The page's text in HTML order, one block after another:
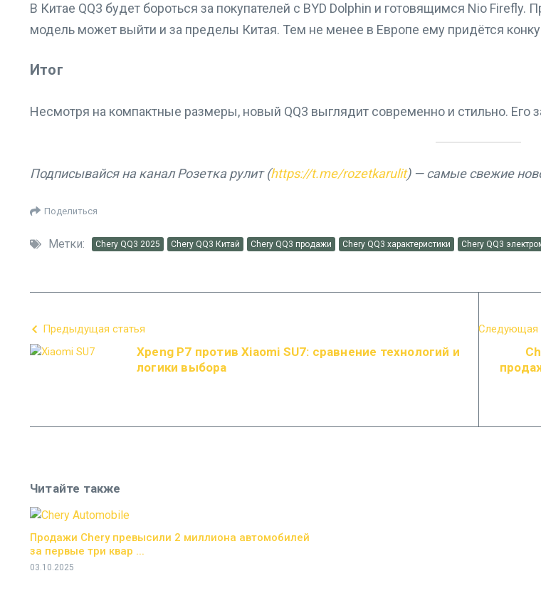
В Китае QQ3 будет бороться за покупателей с BYD Dolphin и готовящимся Nio Firefly.
модель может выйти и за пределы Китая. Тем не менее в Европе ему придётся
Итог
Несмотря на компактные размеры, новый QQ3 выглядит современно и стильно. Его
Подписывайся на канал Розетка рулит (https://t.me/rozetkarulit) — самые свежие
Поделиться
Метки: Chery QQ3 2025 Chery QQ3 Китай Chery QQ3 продажи Chery QQ3 характеристики Chery QQ3
Предыдущая статья
Xpeng P7 против Xiaomi SU7: сравнение технологий и
логики выбора
Следующая
Читайте также
Продажи Chery превысили 2 миллиона автомобилей
за первые три квар ...
03.10.2025